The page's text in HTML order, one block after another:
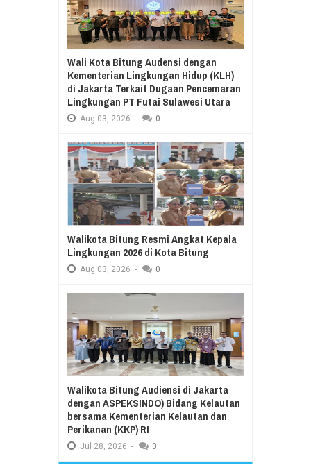
Wali Kota Bitung Audensi dengan
Kementerian Lingkungan Hidup (KLH)
di Jakarta Terkait Dugaan Pencemaran
Lingkungan PT Futai Sulawesi Utara
Aug 03, 2026 - 0
Walikota Bitung Resmi Angkat Kepala
Lingkungan 2026 di Kota Bitung
Aug 03, 2026 - 0
Walikota Bitung Audiensi di Jakarta
dengan ASPEKSINDO) Bidang Kelautan
bersama Kementerian Kelautan dan
Perikanan (KKP) RI
Jul 28, 2026 - 0